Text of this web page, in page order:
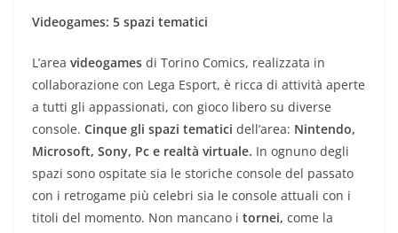
Videogames: 5 spazi tematici
L’area videogames di Torino Comics, realizzata in
collaborazione con Lega Esport, è ricca di attività aperte
a tutti gli appassionati, con gioco libero su diverse
console. Cinque gli spazi tematici dell’area: Nintendo,
Microsoft, Sony, Pc e realtà virtuale. In ognuno degli
spazi sono ospitate sia le storiche console del passato
con i retrogame più celebri sia le console attuali con i
titoli del momento. Non mancano i tornei, come la